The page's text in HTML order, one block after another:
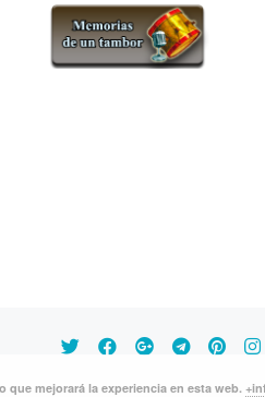
mejorará la experiencia en esta web.